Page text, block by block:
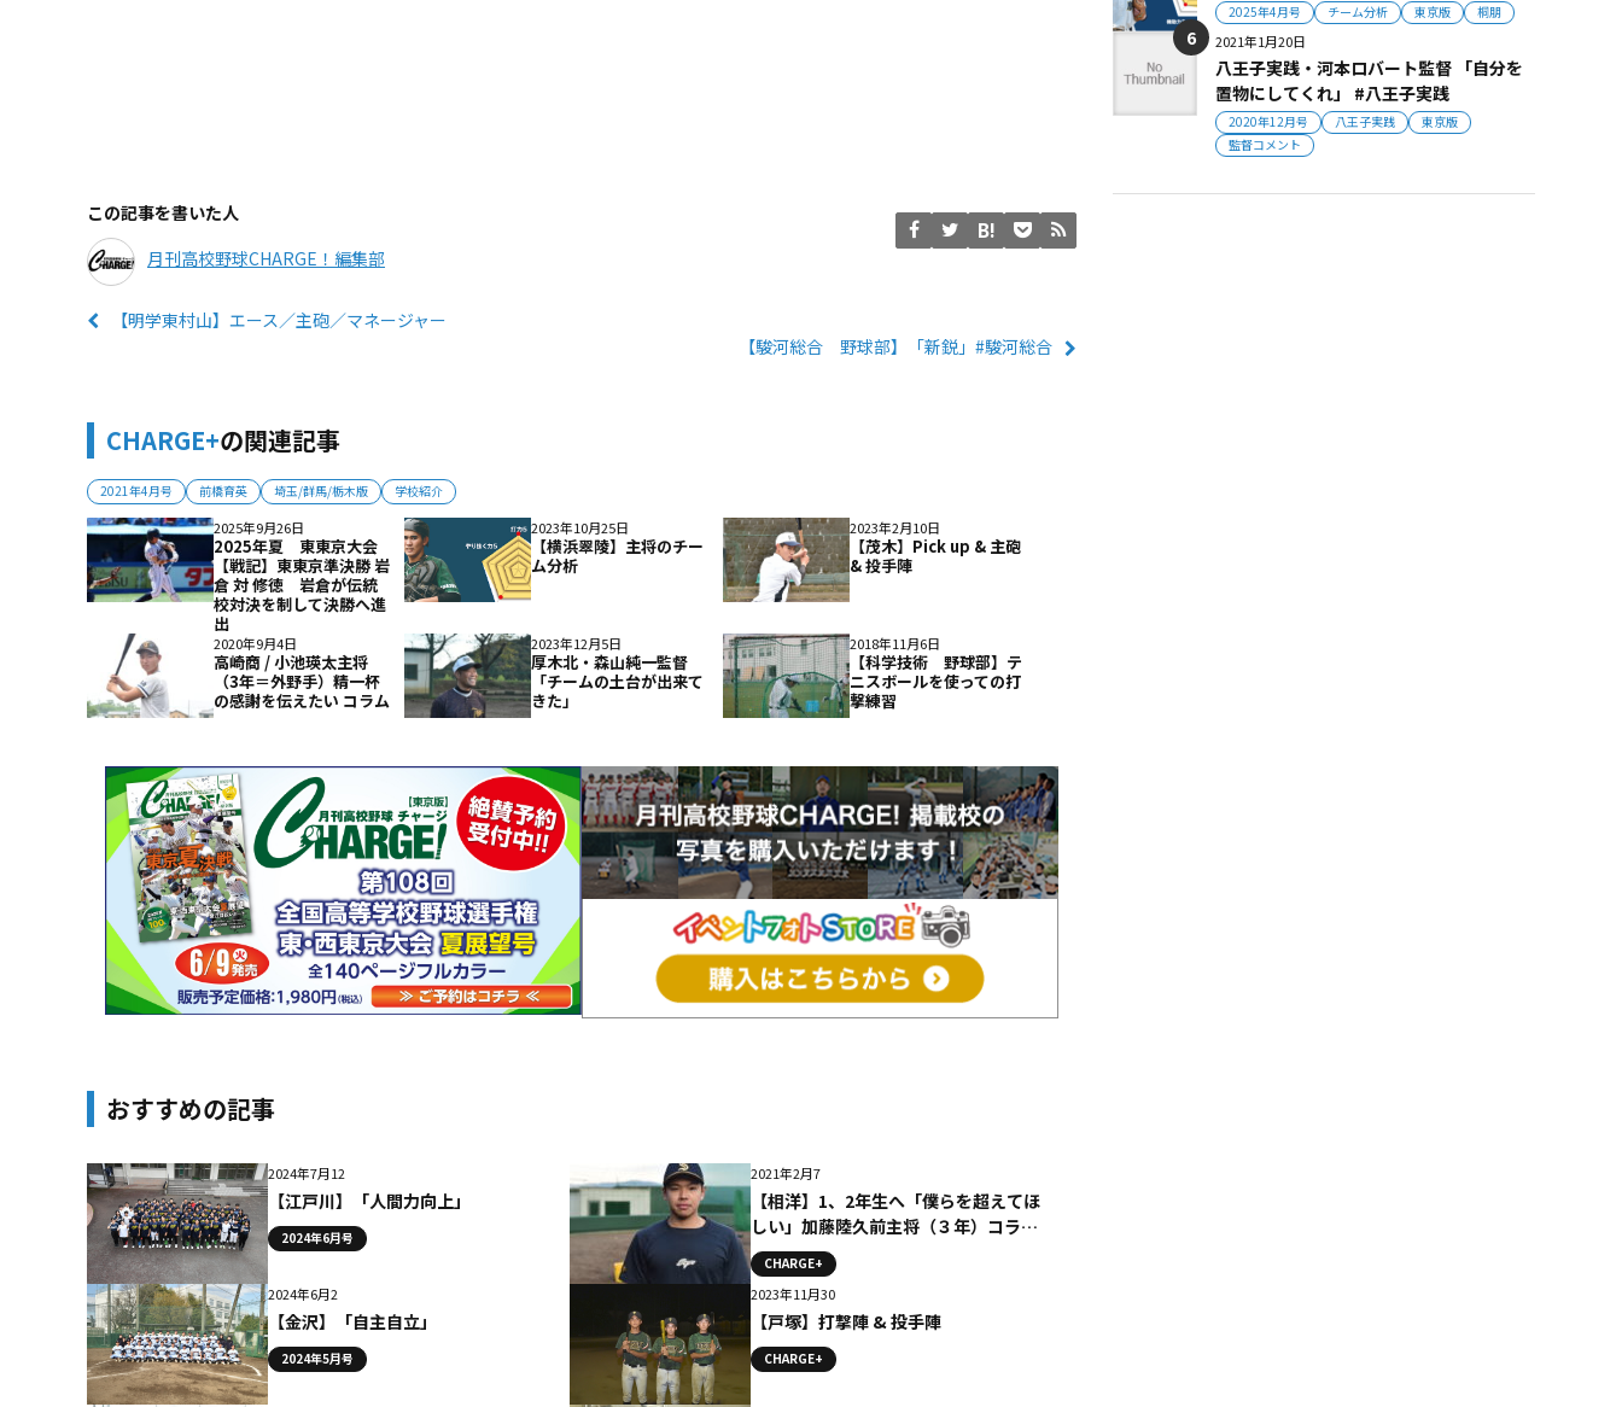
この記事を書いた人
月刊高校野球CHARGE！編集部
【明学東村山】エース／主砲／マネージャー
【駿河総合 野球部】「新鋭」#駿河総合
CHARGE+の関連記事
2021年4月号 前橋育英 埼玉/群馬/栃木版 学校紹介
2025年9月26日
2025年夏 東東京大会
【戦記】東東京準決勝 岩
倉 対 修徳 岩倉が伝統
校対決を制して決勝へ進
出
2023年10月25日
【横浜翠陵】主将のチー
ム分析
2023年2月10日
【茂木】Pick up & 主砲
& 投手陣
2020年9月4日
高崎商 / 小池瑛太主将
（3年＝外野手）精一杯
の感謝を伝えたい コラム
2023年12月5日
厚木北・森山純一監督
「チームの土台が出来て
きた」
2018年11月6日
【科学技術 野球部】テ
ニスボールを使っての打
撃練習
おすすめの記事
2024年7月12
【江戸川】「人間力向上」
2024年6月号
2021年2月7
【相洋】1、2年生へ「僕らを超えてほ
しい」加藤陸久前主将（３年）コラム
#相洋
CHARGE+
2024年6月2
【金沢】「自主自立」
2024年5月号
2023年11月30
【戸塚】打撃陣 & 投手陣
CHARGE+
2025年4月号 チーム分析 東京版 桐朋
2021年1月20日
八王子実践・河本ロバート監督 「自分を
置物にしてくれ」 #八王子実践
2020年12月号 八王子実践
東京版
監督コメント